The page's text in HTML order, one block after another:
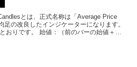
とは、正式名称は「Average Price
足の改良したインジケーターになります。
おりです。 始値：（前のバーの始値＋前